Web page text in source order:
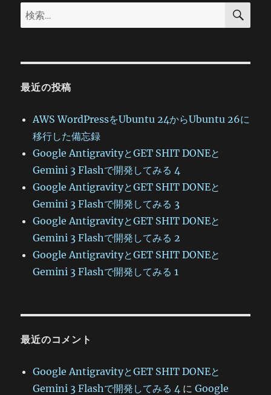
検
索:
検
最近の投稿
AWS WordPressをUbuntu 24からUbuntu 26に
移行した備忘録
Google AntigravityとGET SHIT DONEと
Gemini 3 Flashで開発してみる 4
Google AntigravityとGET SHIT DONEと
Gemini 3 Flashで開発してみる 3
Google AntigravityとGET SHIT DONEと
Gemini 3 Flashで開発してみる 2
Google AntigravityとGET SHIT DONEと
Gemini 3 Flashで開発してみる 1
最近のコメント
Google AntigravityとGET SHIT DONEと
Gemini 3 Flashで開発してみる 4 にGoogle